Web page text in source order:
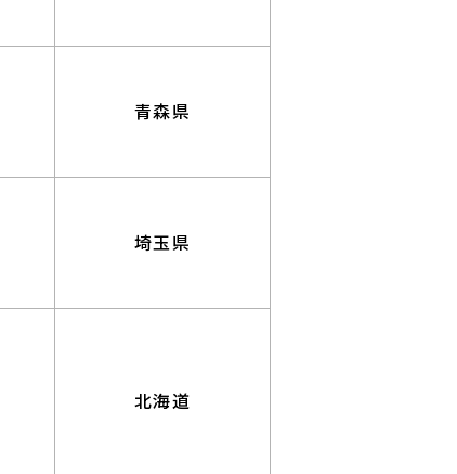
青森県
埼玉県
北海道